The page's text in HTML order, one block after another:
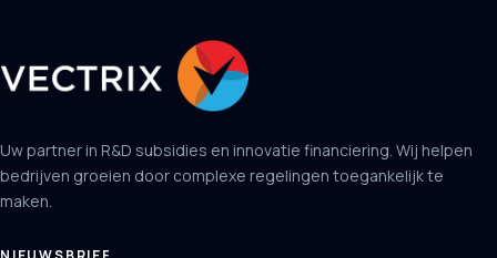
Uw partner in R&D subsidies en innovatie financiering. Wij helpen
bedrijven groeien door complexe regelingen toegankelijk te
maken.